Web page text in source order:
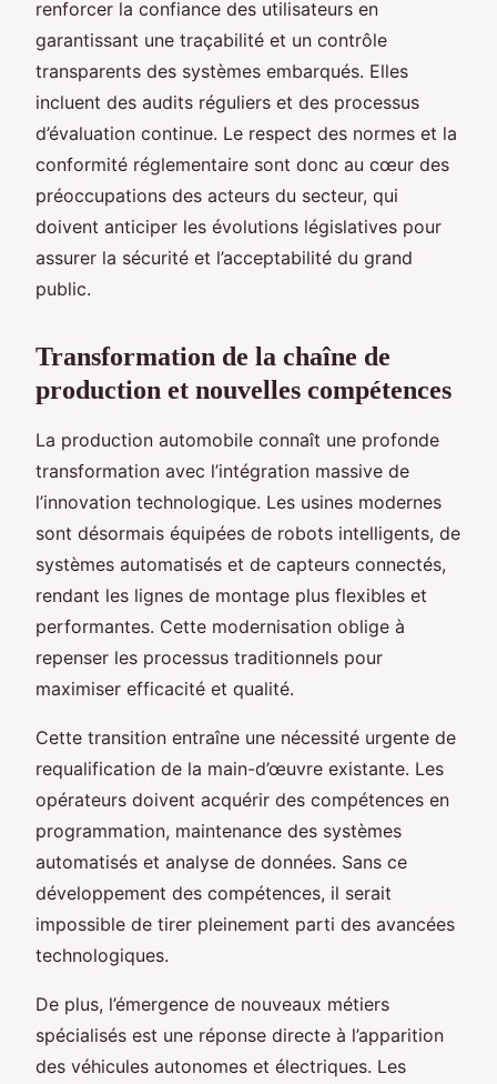
renforcer la confiance des utilisateurs en
garantissant une traçabilité et un contrôle
transparents des systèmes embarqués. Elles
incluent des audits réguliers et des processus
d’évaluation continue. Le respect des normes et la
conformité réglementaire sont donc au cœur des
préoccupations des acteurs du secteur, qui
doivent anticiper les évolutions législatives pour
assurer la sécurité et l’acceptabilité du grand
public.
Transformation de la chaîne de
production et nouvelles compétences
La production automobile connaît une profonde
transformation avec l’intégration massive de
l’innovation technologique. Les usines modernes
sont désormais équipées de robots intelligents, de
systèmes automatisés et de capteurs connectés,
rendant les lignes de montage plus flexibles et
performantes. Cette modernisation oblige à
repenser les processus traditionnels pour
maximiser efficacité et qualité.
Cette transition entraîne une nécessité urgente de
requalification de la main-d’œuvre existante. Les
opérateurs doivent acquérir des compétences en
programmation, maintenance des systèmes
automatisés et analyse de données. Sans ce
développement des compétences, il serait
impossible de tirer pleinement parti des avancées
technologiques.
De plus, l’émergence de nouveaux métiers
spécialisés est une réponse directe à l’apparition
des véhicules autonomes et électriques. Les